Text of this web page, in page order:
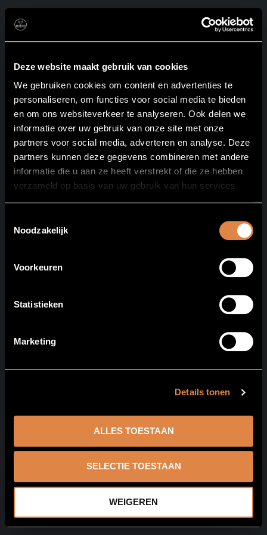
Deze website maakt gebruik van cookies
We gebruiken cookies om content en advertenties te
personaliseren, om functies voor social media te bieden
en om ons websiteverkeer te analyseren. Ook delen we
informatie over uw gebruik van onze site met onze
partners voor social media, adverteren en analyse. Deze
partners kunnen deze gegevens combineren met andere
informatie die u aan ze heeft verstrekt of die ze hebben
verzameld op basis van uw gebruik van hun services.
Noodzakelijk
Voorkeuren
Statistieken
Marketing
Details tonen
ALLES TOESTAAN
SELECTIE TOESTAAN
WEIGEREN
Barraca
CATEGORIE:ONGECATEGORISEERD
Hello world!
Welcome to WordPress. This is your first post. Edit or
delete it, then start writing!
All rights reserved